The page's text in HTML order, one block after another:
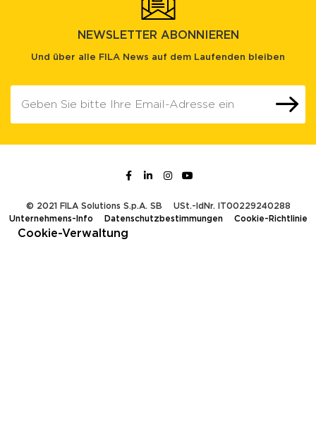
NEWSLETTER ABONNIEREN
Und über alle FILA News auf dem Laufenden bleiben
© 2021 FILA Solutions S.p.A. SB
USt.-IdNr. IT00229240288
Unternehmens-Info
Datenschutzbestimmungen Cookie-Richtlinie
Cookie-Verwaltung